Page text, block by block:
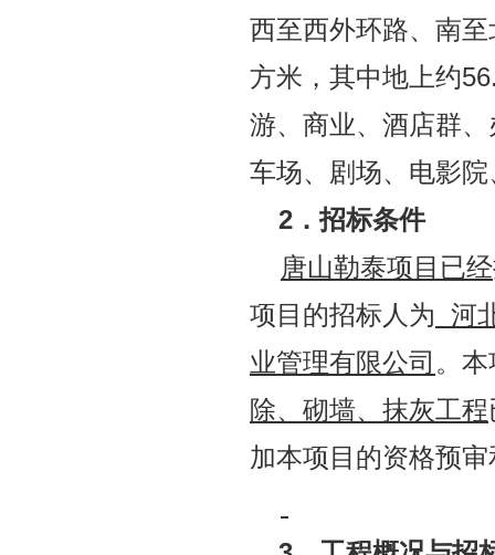
西至西外环路、南
方米，其中地上约
游、商业、酒店群
车场、剧场、电影
2 ．招标条件
唐山勒泰项目已经
项目的招标人为 河
业管理有限公司 。
除、砌墙、抹灰工程
加本项目的资格预